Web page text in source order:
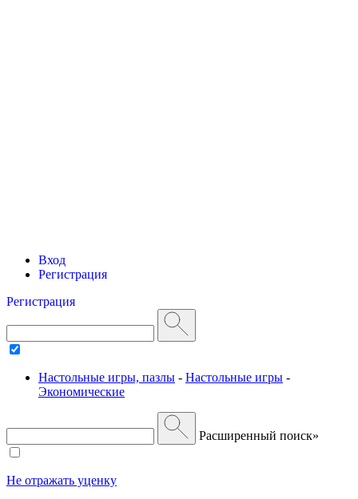
Вход
Регистрация
Регистрация
Настольные игры, пазлы - Настольные игры -
Экономические
Расширенный поиск»
Не отражать уценку